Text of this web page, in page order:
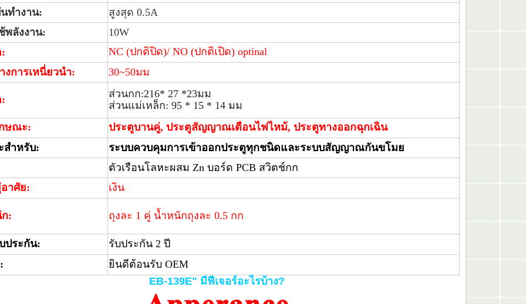
ทำงาน:
สูงสุด 0.5A
พลังงาน:
10W
NC (ปกติปิด)/ NO (ปกติเปิด) optinal
งการเหนี่ยวนำ:
30~50มม
ส่วนกก:216* 27 *23มม
ส่วนแม่เหล็ก: 95 * 15 * 14 มม
ษณะ:
ประตูบานคู่, ประตูสัญญาณเตือนไฟไหม้, ประตูทางออกฉุกเฉิน
สำหรับ:
ระบบควบคุมการเข้าออกประตูทุกชนิดและระบบสัญญาณกันขโมย
ตัวเรือนโลหะผสม Zn บอร์ด PCB สวิตช์กก
าศัย:
เงิน
: ถุงละ 1 คู่ น้ำหนักถุงละ 0.5 กก
ประกัน:
รับประกัน 2 ปี
ยินดีต้อนรับ OEM
EB-139E" มีฟีเจอร์อะไรบ้าง?